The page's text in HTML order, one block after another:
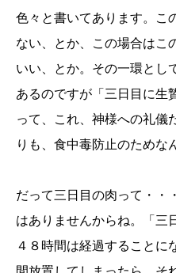
色々と書いてあります。こ
ない、とか、この場合はこ
いい、とか。その一環とし
あるのですが「三日目に生
って、これ、神様への礼儀
りも、食中毒防止のためな
だって三日目の肉って・・
はありませんからね。「三
４８時間は経過することに